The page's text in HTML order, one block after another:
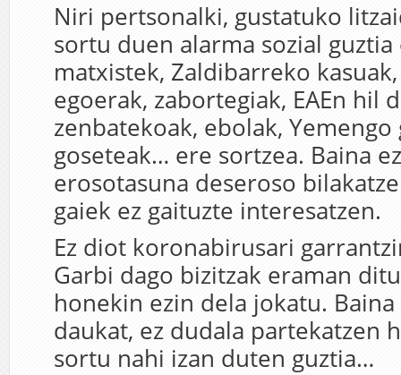
Niri pertsonalki, gustatuko
sortu duen alarma sozial
matxistek, Zaldibarreko
egoerak, zabortegiak, EAEn hil
zenbatekoak, ebolak, Yemengo
goseteak… ere sortzea. Baina
erosotasuna deseroso
gaiek ez gaituzte interesatzen.
Ez diot koronabirusari
Garbi dago bizitzak eraman
honekin ezin dela jokatu.
daukat, ez dudala partekatzen
sortu nahi izan duten guztia…